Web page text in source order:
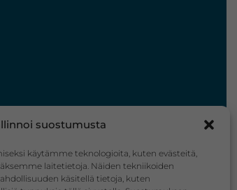
suostumusta
käytämme teknologioita, kuten evästeitä,
laitetietoja. Näiden tekniikoiden
käsitellä tietoja, kuten